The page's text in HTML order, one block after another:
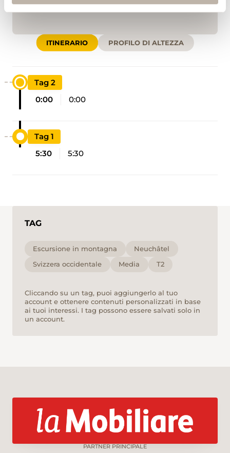
ITINERARIO PROFILO DI ALTEZZA
Tag 2
0:00
0:00
Tag 1
5:30
5:30
TAG
Escursione in montagna
Neuchâtel
Svizzera occidentale
Media T2
Cliccando su un tag, puoi aggiungerlo al tuo
account e ottenere contenuti personalizzati in base
ai tuoi interessi. I tag possono essere salvati solo in
un account.
PARTNER PRINCIPALE